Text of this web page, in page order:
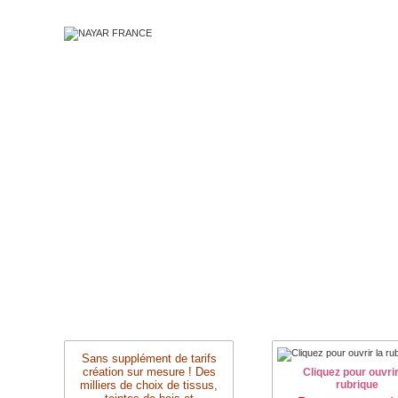
Sans supplément de tarifs
création sur mesure ! Des
milliers de choix de tissus,
Cliquez pour
rubrique